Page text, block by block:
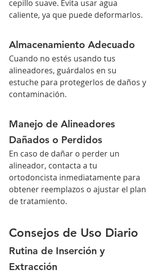
cepillo suave. Evita usar agua
caliente, ya que puede deformarlos.
Almacenamiento Adecuado
Cuando no estés usando tus
alineadores, guárdalos en su
estuche para protegerlos de daños y
contaminación.
Manejo de Alineadores
Dañados o Perdidos
En caso de dañar o perder un
alineador, contacta a tu
ortodoncista inmediatamente para
obtener reemplazos o ajustar el plan
de tratamiento.
Consejos de Uso Diario
Rutina de Inserción y
Extracción